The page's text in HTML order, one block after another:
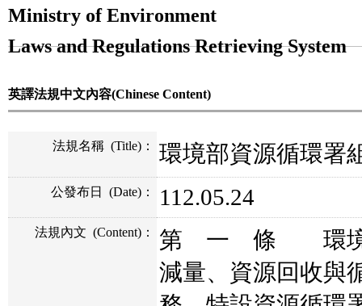
Ministry of Environment
Laws and Regulations Retrieving System
英譯法規中文內容(Chinese Content)
法規名稱 (Title)： 環境部資源循環署
公發布日 (Date)： 112.05.24
法規內文 (Content)：
第 一 條 環境
減量、資源回收與